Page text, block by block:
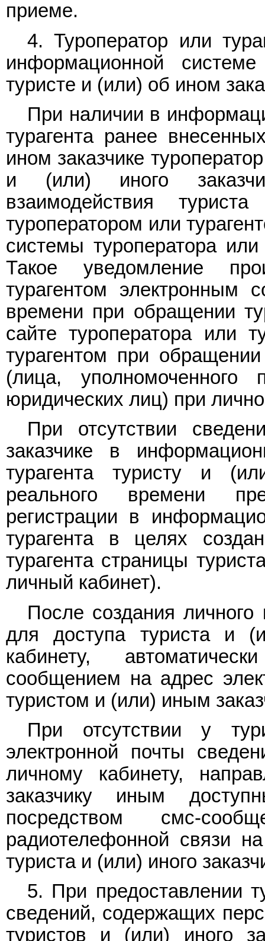
приеме.
4. Туроператор или
информационной
туристе и (или) об ином
При наличии в
турагента ранее
ином заказчике
и (или) иного
взаимодействия
туроператором или
системы туроператора
Такое уведомление
турагентом электронным
времени при обращении
сайте туроператора или
турагентом при
(лица, уполномоченного
юридических лиц) при
При отсутствии
заказчике в
турагента туристу и
реального времени
регистрации в
турагента в целях
турагента страницы
личный кабинет).
После создания
для доступа туриста и
кабинету,
сообщением на адрес
туристом и (или) иным
При отсутствии у
электронной почты
личному кабинету,
заказчику иным
посредством смс-
радиотелефонной связи
туриста и (или) иного
5. При предоставлении
сведений, содержащих
туристов и (или) иного